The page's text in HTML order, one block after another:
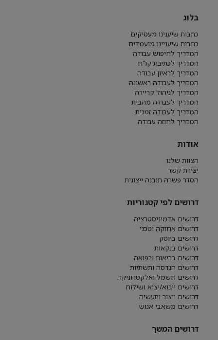
בלוג
כתבות שיענינו מעסיקים
כתבות שיעניינו מועמדים
המדריך לחיפוש עבודה
המדריך לכתיבת קו"ח
המדריך לראיון עבודה
המדריך לעבודה ראשונה
המדריך לניהול קריירה
המדריך לעבודה מהבית
המדריך לעבודה זמנית
המדריך לחוזה עבודה
אודות
הצוות שלנו
יצירת קשר
הסדר פשרה תובנה ייצוגית
דרושים לפי קטגוריות
דרושים אדמיניסטרציה
דרושים אחזקה וטכני
דרושים ביוטק
דרושים בנקאות
דרושים בריאות ורפואה
דרושים הנדסה ותשתיות
דרושים חשמל ואלקטרוניקה
דרושים ייבוא/יצוא ושילוח
דרושים ייצור ותעשיה
דרושים משאבי אנוש
דרושים המשך